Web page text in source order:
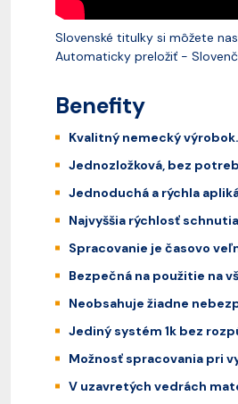
Slovenské titulky si môžete
Automaticky preložiť -
Benefity
Kvalitný nemecký výrobok.
Jednozložková, bez
Jednoduchá a rýchla
Najvyššia rýchlosť
Spracovanie je časovo
Bezpečná na použitie na
Neobsahuje žiadne
Jediný systém 1k bez
Možnosť spracovania pri
V uzavretých vedrách